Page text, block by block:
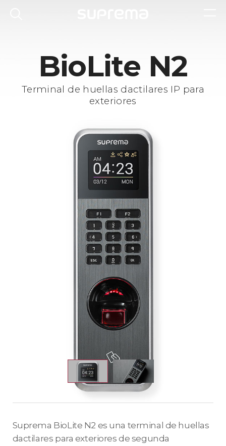
BioLite N2
Terminal de huellas dactilares IP para
exteriores
Suprema BioLite N2 es una terminal de huellas
dactilares para exteriores de segunda